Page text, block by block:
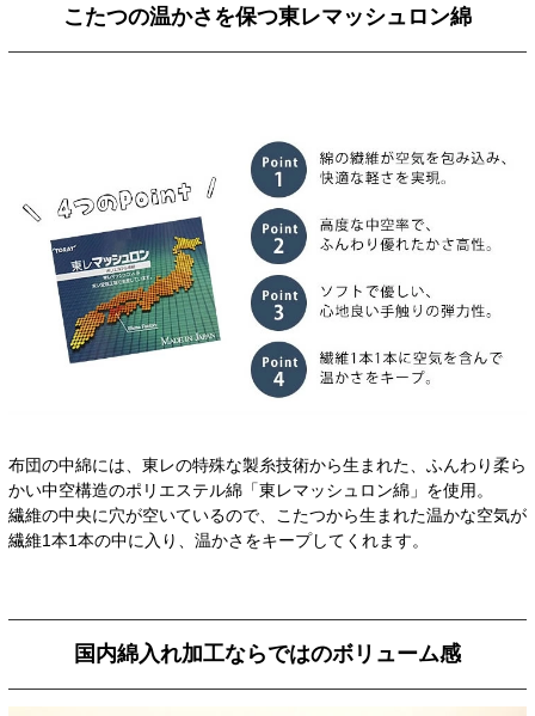
こたつの温かさを保つ東レマッシュロン綿
布団の中綿には、東レの特殊な製糸技術から生まれた、ふんわり柔ら
かい中空構造のポリエステル綿「東レマッシュロン綿」を使用。
繊維の中央に穴が空いているので、こたつから生まれた温かな空気が
繊維1本1本の中に入り、温かさをキープしてくれます。
国内綿入れ加工ならではのボリューム感